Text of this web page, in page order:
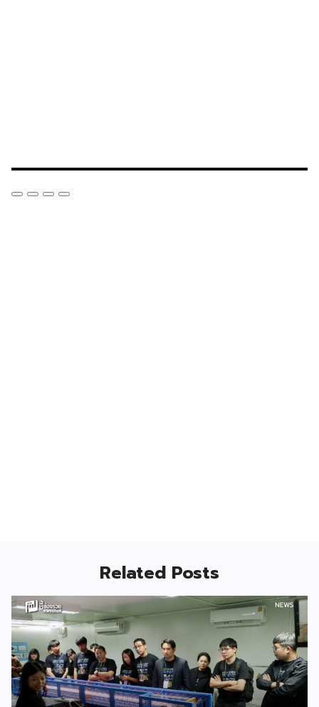
Related Posts